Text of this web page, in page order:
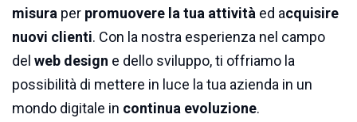
misura per promuovere la tua attività ed acquisire
nuovi clienti. Con la nostra esperienza nel campo
del web design e dello sviluppo, ti offriamo la
possibilità di mettere in luce la tua azienda in un
mondo digitale in continua evoluzione.